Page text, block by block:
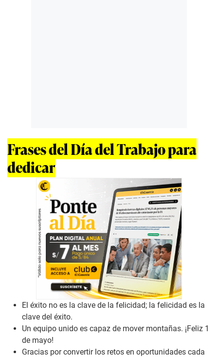
Frases del Día del Trabajo para
dedicar
El éxito no es la clave de la felicidad; la felicidad es la
clave del éxito.
Un equipo unido es capaz de mover montañas. ¡Feliz 1
de mayo!
Gracias por convertir los retos en oportunidades cada